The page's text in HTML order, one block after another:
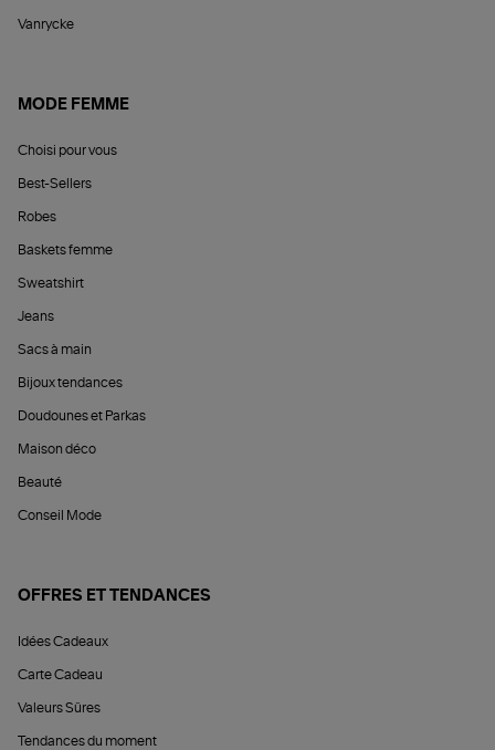
Vanrycke
MODE FEMME
Choisi pour vous
Best-Sellers
Robes
Baskets femme
Sweatshirt
Jeans
Sacs à main
Bijoux tendances
Doudounes et Parkas
Maison déco
Beauté
Conseil Mode
OFFRES ET TENDANCES
Idées Cadeaux
Carte Cadeau
Valeurs Sûres
Tendances du moment